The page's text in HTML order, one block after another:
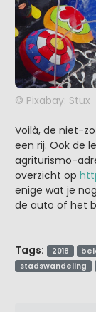
© Pixabay: Stux
Voilà, de niet-
een rij. Ook de
agriturismo-
overzicht op
enige wat je
de auto of het
Tags: 2018
stadswandeling